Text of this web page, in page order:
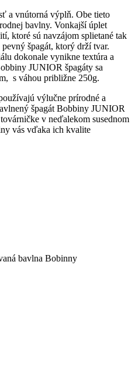
a vnútorná výplň. Obe tieto
bavlny. Vonkajší úplet
ktoré sú navzájom splietané tak
špagát, ktorý drží tvar.
dokonale vynikne textúra a
JUNIOR špagáty sa
s váhou približne 250g.
výlučne prírodné a
špagát Bobbiny JUNIOR
v neďalekom susednom
vás vďaka ich kvalite
bavlna Bobinny